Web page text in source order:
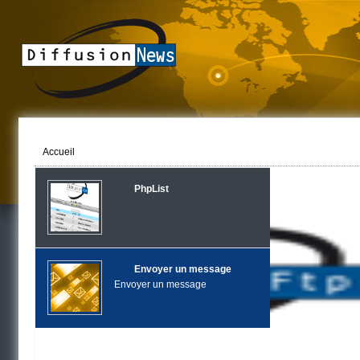
Accueil
PhpList
Envoyer un message
Envoyer un message